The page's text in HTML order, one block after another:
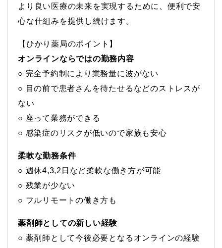
より良い医療の未来を実現するために、便利で安
心な仕組みを提供し続けます。
【ひかり薬局のポイント】
オンラインならではの勤務内容
○ 完全予約制により業務量に波がない
○ 目の前で患者さんを待たせるなどのストレスが
ない
○ 座って業務ができる
○ 感染症のリスクが低いので家族も安心
柔軟な勤務条件
○ 週休4,3,2日など柔軟な働き方が可能
○ 残業が少ない
○ フルリモートの働き方も
薬剤師としての新しい経験
○ 薬剤師として今後必要となるオンラインの経験